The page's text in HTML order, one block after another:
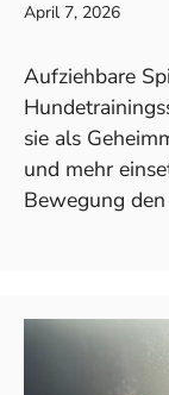
April 7, 2026
Aufziehbare
sie als
und mehr
Bewegung